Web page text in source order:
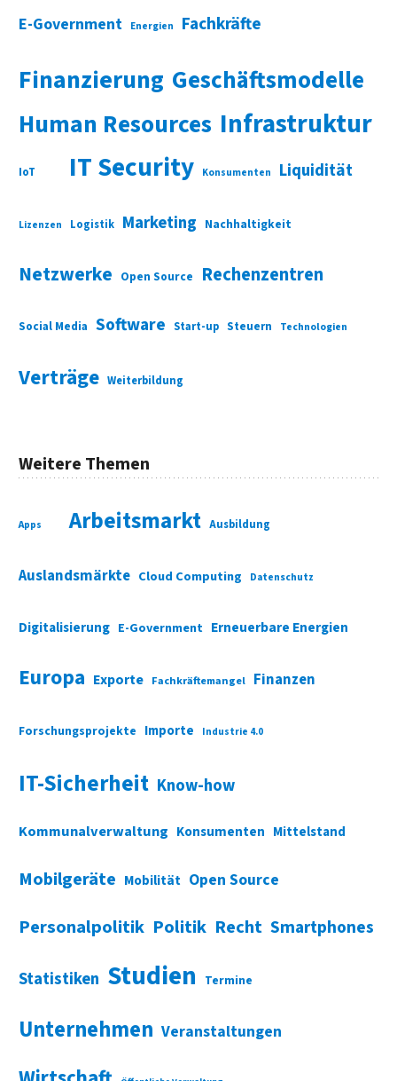
E-Government Energien Fachkräfte
Finanzierung Geschäftsmodelle
Human Resources Infrastruktur
IoT IT Security Konsumenten Liquidität
Lizenzen Logistik Marketing Nachhaltigkeit
Netzwerke Open Source Rechenzentren
Social Media Software Start-up Steuern Technologien
Verträge Weiterbildung
Weitere Themen
Apps Arbeitsmarkt Ausbildung
Auslandsmärkte Cloud Computing Datenschutz
Digitalisierung E-Government Erneuerbare Energien
Europa Exporte Fachkräftemangel Finanzen
Forschungsprojekte Importe Industrie 4.0
IT-Sicherheit Know-how
Kommunalverwaltung Konsumenten Mittelstand
Mobilgeräte Mobilität Open Source
Personalpolitik Politik Recht Smartphones
Statistiken Studien Termine
Unternehmen Veranstaltungen